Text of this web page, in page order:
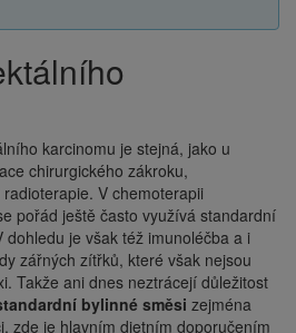
karcinomu je stejná, jako u
chirurgického zákroku,
V chemoterapii
pořád ještě často využívá standardní
je však též imunoléčba a i
zářných zítřků, které však nejsou
Takže ani dnes neztrácejí důležitost
bylinné směsi zejména
zde je hlavním dietním doporučením